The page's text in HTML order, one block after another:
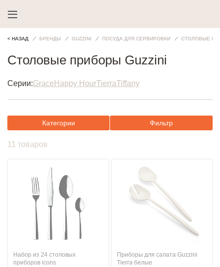
< НАЗАД БРЕНДЫ GUZZINI ПОСУДА ДЛЯ СЕРВИРОВКИ СТОЛОВЫЕ
Столовые приборы Guzzini
Серии:Grace Happy HourTierraTiffany
Категории Фильтр
11 товаров
Набор из 24 столовых
приборов icons
Приборы для салата Guzzini
Tierra белые